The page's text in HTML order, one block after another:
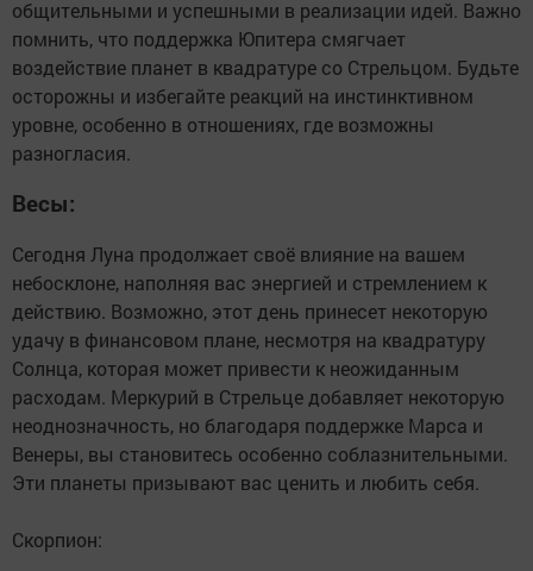
общительными и успешными в реализации идей. Важно
помнить, что поддержка Юпитера смягчает
воздействие планет в квадратуре со Стрельцом. Будьте
осторожны и избегайте реакций на инстинктивном
уровне, особенно в отношениях, где возможны
разногласия.
Весы:
Сегодня Луна продолжает своё влияние на вашем
небосклоне, наполняя вас энергией и стремлением к
действию. Возможно, этот день принесет некоторую
удачу в финансовом плане, несмотря на квадратуру
Солнца, которая может привести к неожиданным
расходам. Меркурий в Стрельце добавляет некоторую
неоднозначность, но благодаря поддержке Марса и
Венеры, вы становитесь особенно соблазнительными.
Эти планеты призывают вас ценить и любить себя.
Скорпион: